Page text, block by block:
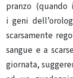
pranzo
i geni
scarsamente
sangue e a
giornata,